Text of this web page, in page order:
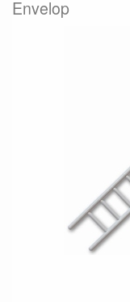
Envelop